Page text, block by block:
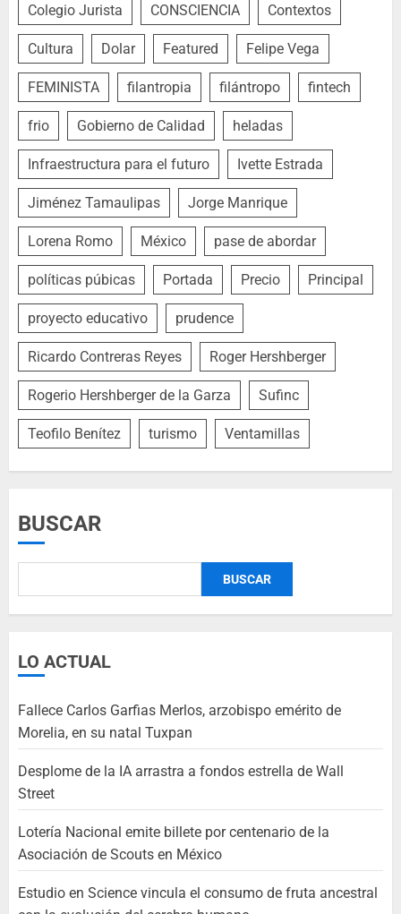
Colegio Jurista CONSCIENCIA Contextos
Cultura Dolar Featured Felipe Vega
FEMINISTA filantropia filántropo fintech
frio Gobierno de Calidad heladas
Infraestructura para el futuro Ivette Estrada
Jiménez Tamaulipas Jorge Manrique
Lorena Romo México pase de abordar
políticas púbicas Portada Precio Principal
proyecto educativo prudence
Ricardo Contreras Reyes Roger Hershberger
Rogerio Hershberger de la Garza Sufinc
Teofilo Benítez turismo Ventamillas
BUSCAR
BUSCAR
LO ACTUAL
Fallece Carlos Garfias Merlos, arzobispo emérito de
Morelia, en su natal Tuxpan
Desplome de la IA arrastra a fondos estrella de Wall
Street
Lotería Nacional emite billete por centenario de la
Asociación de Scouts en México
Estudio en Science vincula el consumo de fruta ancestral